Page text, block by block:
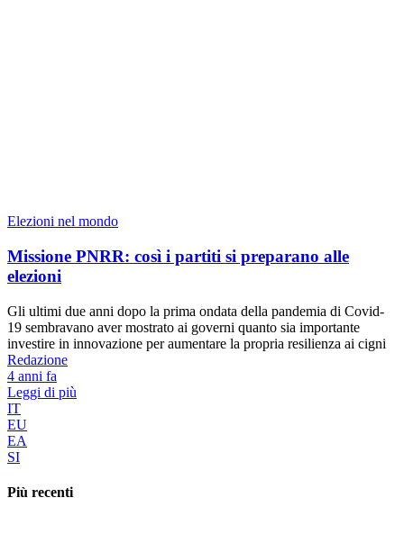
Elezioni nel mondo
Missione PNRR: così i partiti si preparano alle
elezioni
Gli ultimi due anni dopo la prima ondata della pandemia di Covid-
19 sembravano aver mostrato ai governi quanto sia importante
investire in innovazione per aumentare la propria resilienza ai cigni
Redazione
4 anni fa
Leggi di più
IT
EU
EA
SI
Più recenti